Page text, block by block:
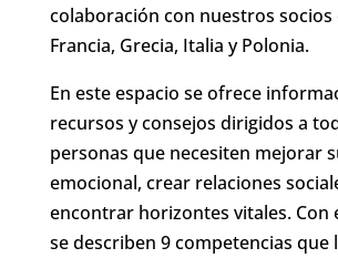
colaboración con nuestros
Francia, Grecia, Italia y Polonia.
En este espacio se ofrece
recursos y consejos dirigidos a
personas que necesiten mejorar
emocional, crear relaciones
encontrar horizontes vitales. Con
se describen 9 competencias que